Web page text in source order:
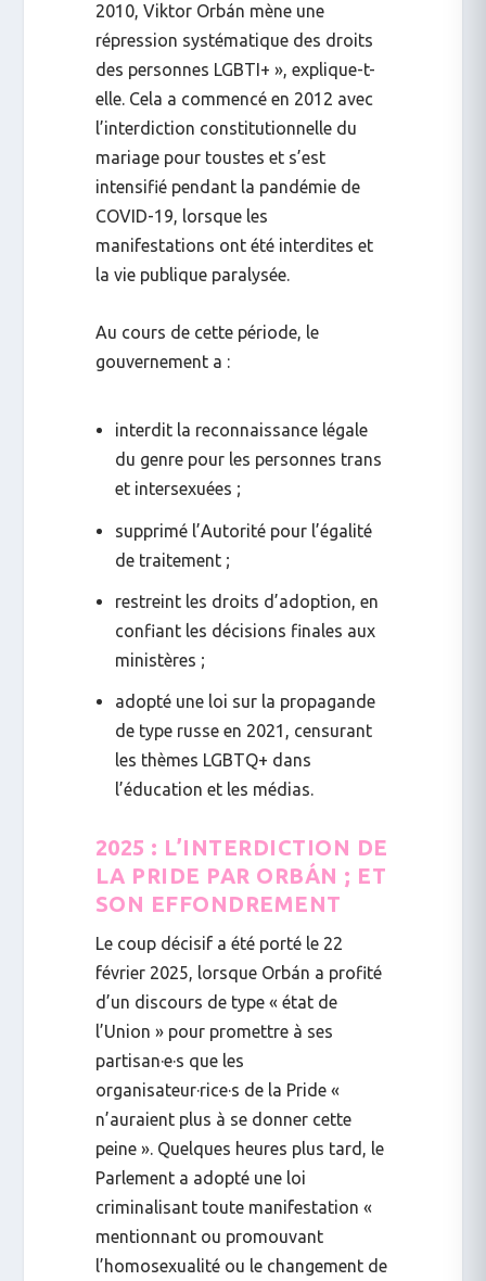
2010, Viktor Orbán mène une
répression systématique des droits
des personnes LGBTI+ », explique-t-
elle. Cela a commencé en 2012 avec
l’interdiction constitutionnelle du
mariage pour toustes et s’est
intensifié pendant la pandémie de
COVID-19, lorsque les
manifestations ont été interdites et
la vie publique paralysée.
Au cours de cette période, le
gouvernement a :
interdit la reconnaissance légale
du genre pour les personnes trans
et intersexuées ;
supprimé l’Autorité pour l’égalité
de traitement ;
restreint les droits d’adoption, en
confiant les décisions finales aux
ministères ;
adopté une loi sur la propagande
de type russe en 2021, censurant
les thèmes LGBTQ+ dans
l’éducation et les médias.
2025 : L’INTERDICTION DE
LA PRIDE PAR ORBÁN ; ET
SON EFFONDREMENT
Le coup décisif a été porté le 22
février 2025, lorsque Orbán a profité
d’un discours de type « état de
l’Union » pour promettre à ses
partisan·e·s que les
organisateur·rice·s de la Pride «
n’auraient plus à se donner cette
peine ». Quelques heures plus tard, le
Parlement a adopté une loi
criminalisant toute manifestation «
mentionnant ou promouvant
l’homosexualité ou le changement de